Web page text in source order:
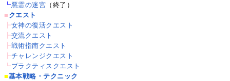
┗悪霊の迷宮 （終了）
■ クエスト
┣女神の復活クエスト
┣交流クエスト
┣戦術指南クエスト
┣チャレンジクエスト
┗プラクティスクエスト
■基本戦略・テクニック